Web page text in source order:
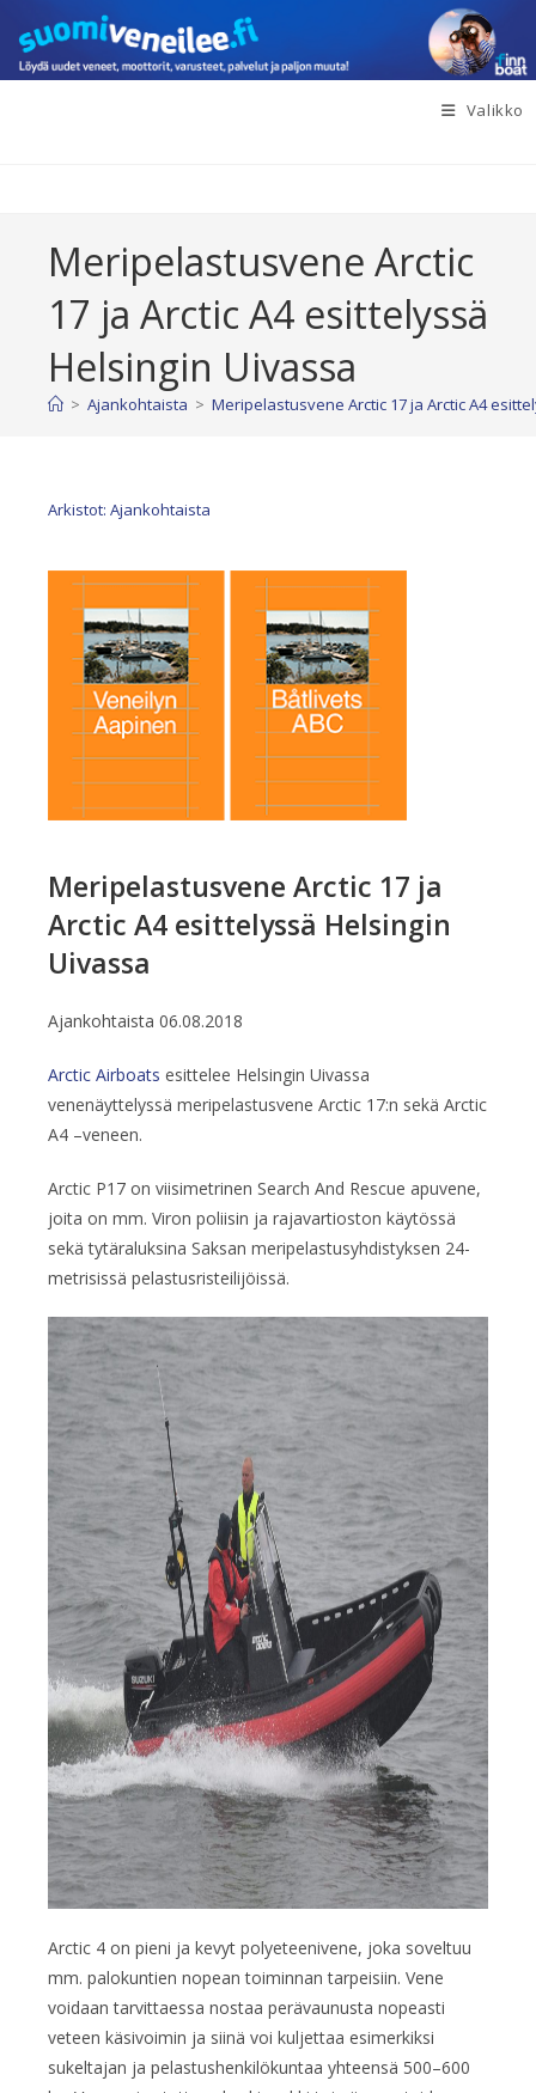
suoraan
sisältöön
Valikko
Meripelastusvene Arctic
17 ja Arctic A4 esittelyssä
Helsingin Uivassa
> Ajankohtaista > Meripelastusvene Arctic 17 ja Arctic A4
Arkistot: Ajankohtaista
Meripelastusvene Arctic 17 ja
Arctic A4 esittelyssä Helsingin
Uivassa
Ajankohtaista 06.08.2018
Arctic Airboats esittelee Helsingin Uivassa
venenäyttelyssä meripelastusvene Arctic 17:n sekä Arctic
A4 –veneen.
Arctic P17 on viisimetrinen Search And Rescue apuvene,
joita on mm. Viron poliisin ja rajavartioston käytössä
sekä tytäraluksina Saksan meripelastusyhdistyksen 24-
metrisissä pelastusristeilijöissä.
Arctic 4 on pieni ja kevyt polyeteenivene, joka soveltuu
mm. palokuntien nopean toiminnan tarpeisiin. Vene
voidaan tarvittaessa nostaa perävaunusta nopeasti
veteen käsivoimin ja siinä voi kuljettaa esimerkiksi
sukeltajan ja pelastushenkilökuntaa yhteensä 500–600